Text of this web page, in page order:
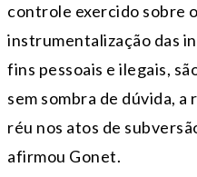
controle exercido sobre
instrumentalização das
fins pessoais e ilegais,
sem sombra de dúvida,
réu nos atos de
afirmou Gonet.